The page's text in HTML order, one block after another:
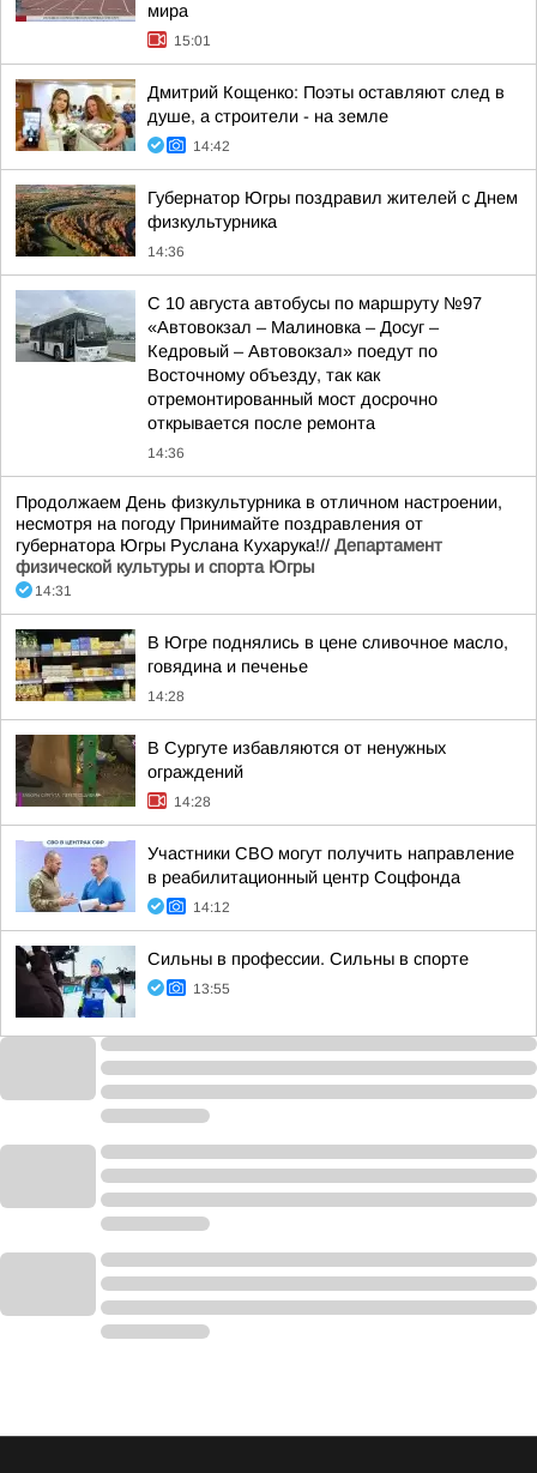
мира
15:01
Дмитрий Кощенко: Поэты оставляют след в
душе, а строители - на земле
14:42
Губернатор Югры поздравил жителей с Днем
физкультурника
14:36
С 10 августа автобусы по маршруту №97
«Автовокзал – Малиновка – Досуг –
Кедровый – Автовокзал» поедут по
Восточному объезду, так как
отремонтированный мост досрочно
открывается после ремонта
14:36
Продолжаем День физкультурника в отличном настроении,
несмотря на погоду Принимайте поздравления от
губернатора Югры Руслана Кухарука!// Департамент
физической культуры и спорта Югры
14:31
В Югре поднялись в цене сливочное масло,
говядина и печенье
14:28
В Сургуте избавляются от ненужных
ограждений
14:28
Участники СВО могут получить направление
в реабилитационный центр Соцфонда
14:12
Сильны в профессии. Сильны в спорте
13:55